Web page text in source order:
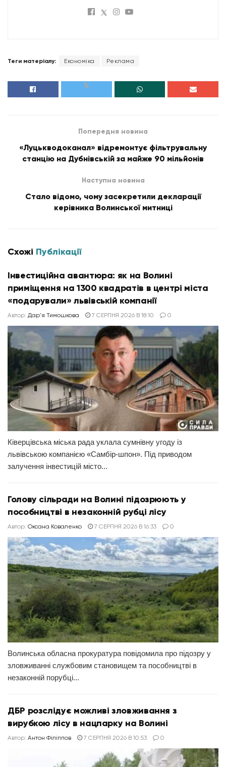
Теги матеріалу: Економіка Реклама
Попередня новина
«Луцькводоканал» відремонтує фільтрувальну
станцію на Дубнівській за майже 90 мільйонів
Наступна новина
Стало відомо, чому засекретили декларації
керівника Волинської митниці
Схожі Публікації
Інвестиційна авантюра: як на Волині
приміщення на 1300 квадратів в центрі міста
«подарували» львівській компанії
Автор: Дар'я Тимошкова 7 СЕРПНЯ 2026 В 18:10 0
Ківерцівська міська рада уклала сумнівну угоду із
львівською компанією «Самбір-шпон». Під приводом
залучення інвестицій місто...
Голову сільради на Волині підозрюють у
пособництві в незаконній рубці лісу
Автор: Оксана Коваленко 7 СЕРПНЯ 2026 В 16:33 0
Волинська обласна прокуратура повідомила про підозру у
зловживанні службовим становищем та пособництві в
незаконній порубці...
ДБР розслідує можливі зловживання з
вирубкою лісу в нацпарку на Волині
Автор: Антон Філіппов 7 СЕРПНЯ 2026 В 10:53 0